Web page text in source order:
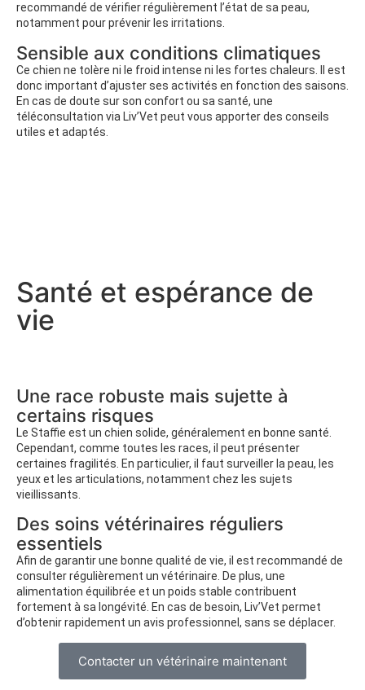
recommandé de vérifier régulièrement l’état de sa peau,
notamment pour prévenir les irritations.
Sensible aux conditions climatiques
Ce chien ne tolère ni le froid intense ni les fortes chaleurs. Il est
donc important d’ajuster ses activités en fonction des saisons.
En cas de doute sur son confort ou sa santé, une
téléconsultation via Liv’Vet peut vous apporter des conseils
utiles et adaptés.
Santé et espérance de
vie
Une race robuste mais sujette à
certains risques
Le Staffie est un chien solide, généralement en bonne santé.
Cependant, comme toutes les races, il peut présenter
certaines fragilités. En particulier, il faut surveiller la peau, les
yeux et les articulations, notamment chez les sujets
vieillissants.
Des soins vétérinaires réguliers
essentiels
Afin de garantir une bonne qualité de vie, il est recommandé de
consulter régulièrement un vétérinaire. De plus, une
alimentation équilibrée et un poids stable contribuent
fortement à sa longévité. En cas de besoin, Liv’Vet permet
d’obtenir rapidement un avis professionnel, sans se déplacer.
Contacter un vétérinaire maintenant